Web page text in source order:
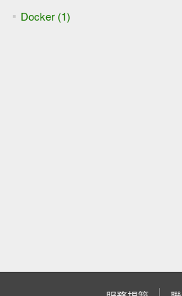
[AI] 部署地端Text to Speech (TTS)